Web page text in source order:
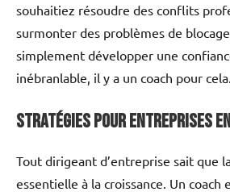
souhaitiez résoudre des conflits
surmonter des problèmes de
simplement développer une
inébranlable, il y a un coach pour cela.
Stratégies pour entreprises
Tout dirigeant d’entreprise sait que
essentielle à la croissance. Un